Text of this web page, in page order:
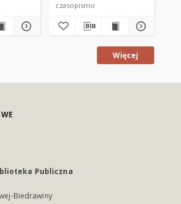
czasopismo
Więcej
Publiczna
Biedrawiny